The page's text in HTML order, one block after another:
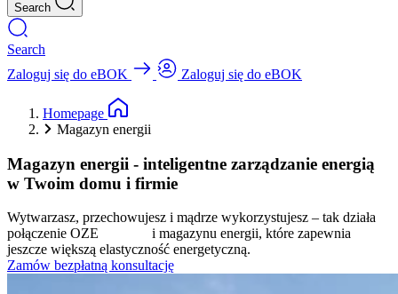
Search
Search
Zaloguj się do eBOK
Zaloguj się do eBOK
Homepage
Magazyn energii
Magazyn energii - inteligentne zarządzanie energią
w Twoim domu i firmie
Wytwarzasz, przechowujesz i mądrze wykorzystujesz – tak działa
połączenie OZE               i magazynu energii, które zapewnia
jeszcze większą elastyczność energetyczną.
Zamów bezpłatną konsultację